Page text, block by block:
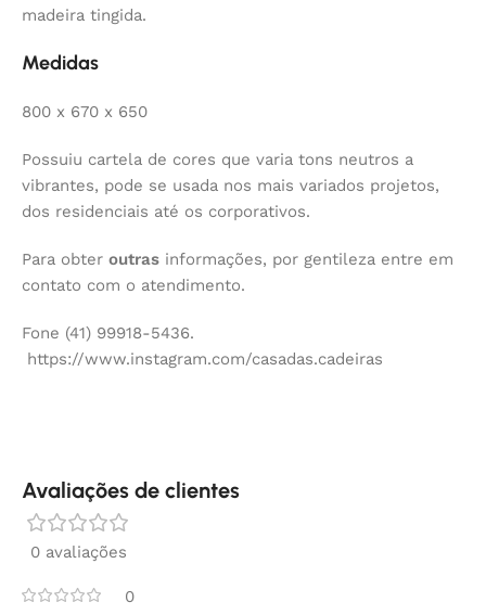
madeira tingida.
Medidas
800 x 670 x 650
Possuiu cartela de cores que varia tons neutros a
vibrantes, pode se usada nos mais variados projetos,
dos residenciais até os corporativos.
Para obter outras informações, por gentileza entre em
contato com o atendimento.
Fone (41) 99918-5436.
https://www.instagram.com/casadas.cadeiras
Avaliações de clientes
0 avaliações
0